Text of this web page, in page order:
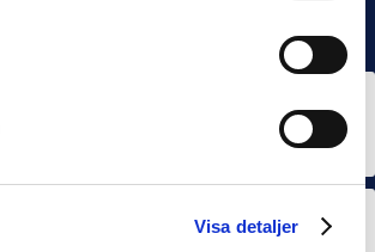
Visa detaljer
på Månadens Spelare & Tränare i juli
2026
MÅNADENS TRÄNARE
Landskrona-priser när juni summeras